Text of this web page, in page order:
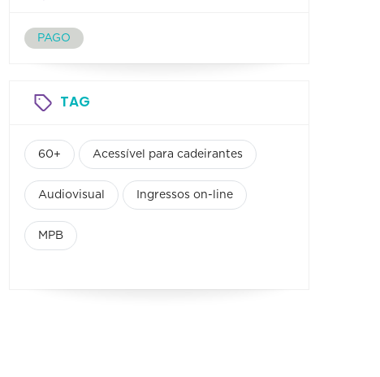
PAGO
TAG
60+ Acessível para cadeirantes
Audiovisual Ingressos on-line
MPB